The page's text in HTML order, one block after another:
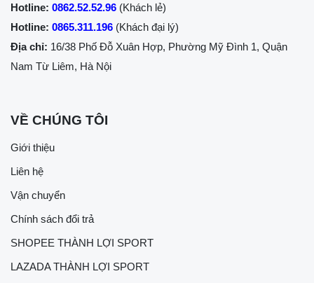
Hotline: 0862.52.52.96 (Khách lẻ)
Hotline: 0865.311.196 (Khách đại lý)
Địa chỉ: 16/38 Phố Đỗ Xuân Hợp, Phường Mỹ Đình 1, Quận
Nam Từ Liêm, Hà Nội
VỀ CHÚNG TÔI
Giới thiệu
Liên hệ
Vận chuyển
Chính sách đổi trả
SHOPEE THÀNH LỢI SPORT
LAZADA THÀNH LỢI SPORT